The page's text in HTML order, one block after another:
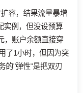
容，结果流量暴增
实例，但没设预算
，账户余额直接穿
了1小时，但因为突
的"弹性"是把双刃